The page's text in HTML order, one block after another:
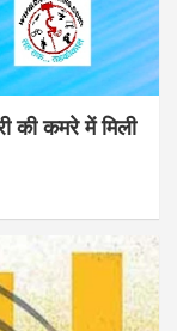
की कमरे में मिली